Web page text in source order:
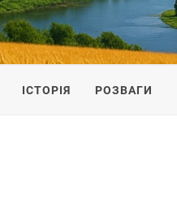
ІСТОРІЯ РОЗВАГИ